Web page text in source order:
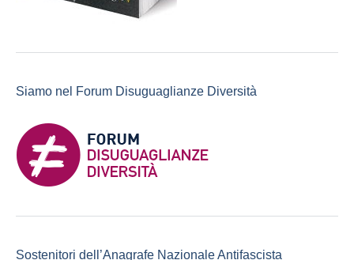
Siamo nel Forum Disuguaglianze Diversità
Sostenitori dell’Anagrafe Nazionale Antifascista